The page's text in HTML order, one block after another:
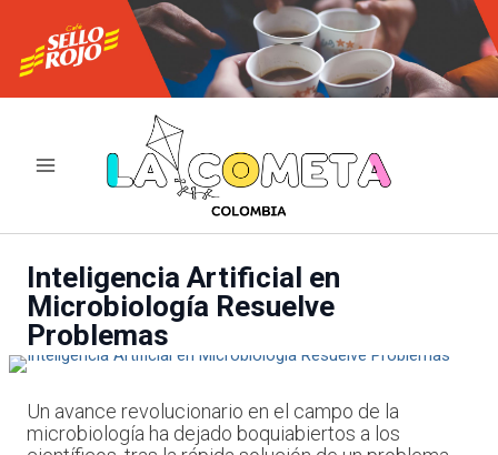
contenido
Inteligencia Artificial en
Microbiología Resuelve
Problemas
Un avance revolucionario en el campo de la
microbiología ha dejado boquiabiertos a los